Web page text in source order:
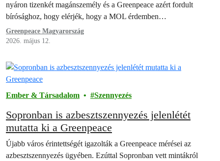
nyáron tizenkét magánszemély és a Greenpeace azért fordult
bírósághoz, hogy elérjék, hogy a MOL érdemben…
Greenpeace Magyarország
2026. május 12.
Ember & Társadalom Szennyezés
Sopronban is azbesztszennyezés jelenlétét
mutatta ki a Greenpeace
Újabb város érintettségét igazolták a Greenpeace mérései az
azbesztszennyezés ügyében. Ezúttal Sopronban vett mintákról